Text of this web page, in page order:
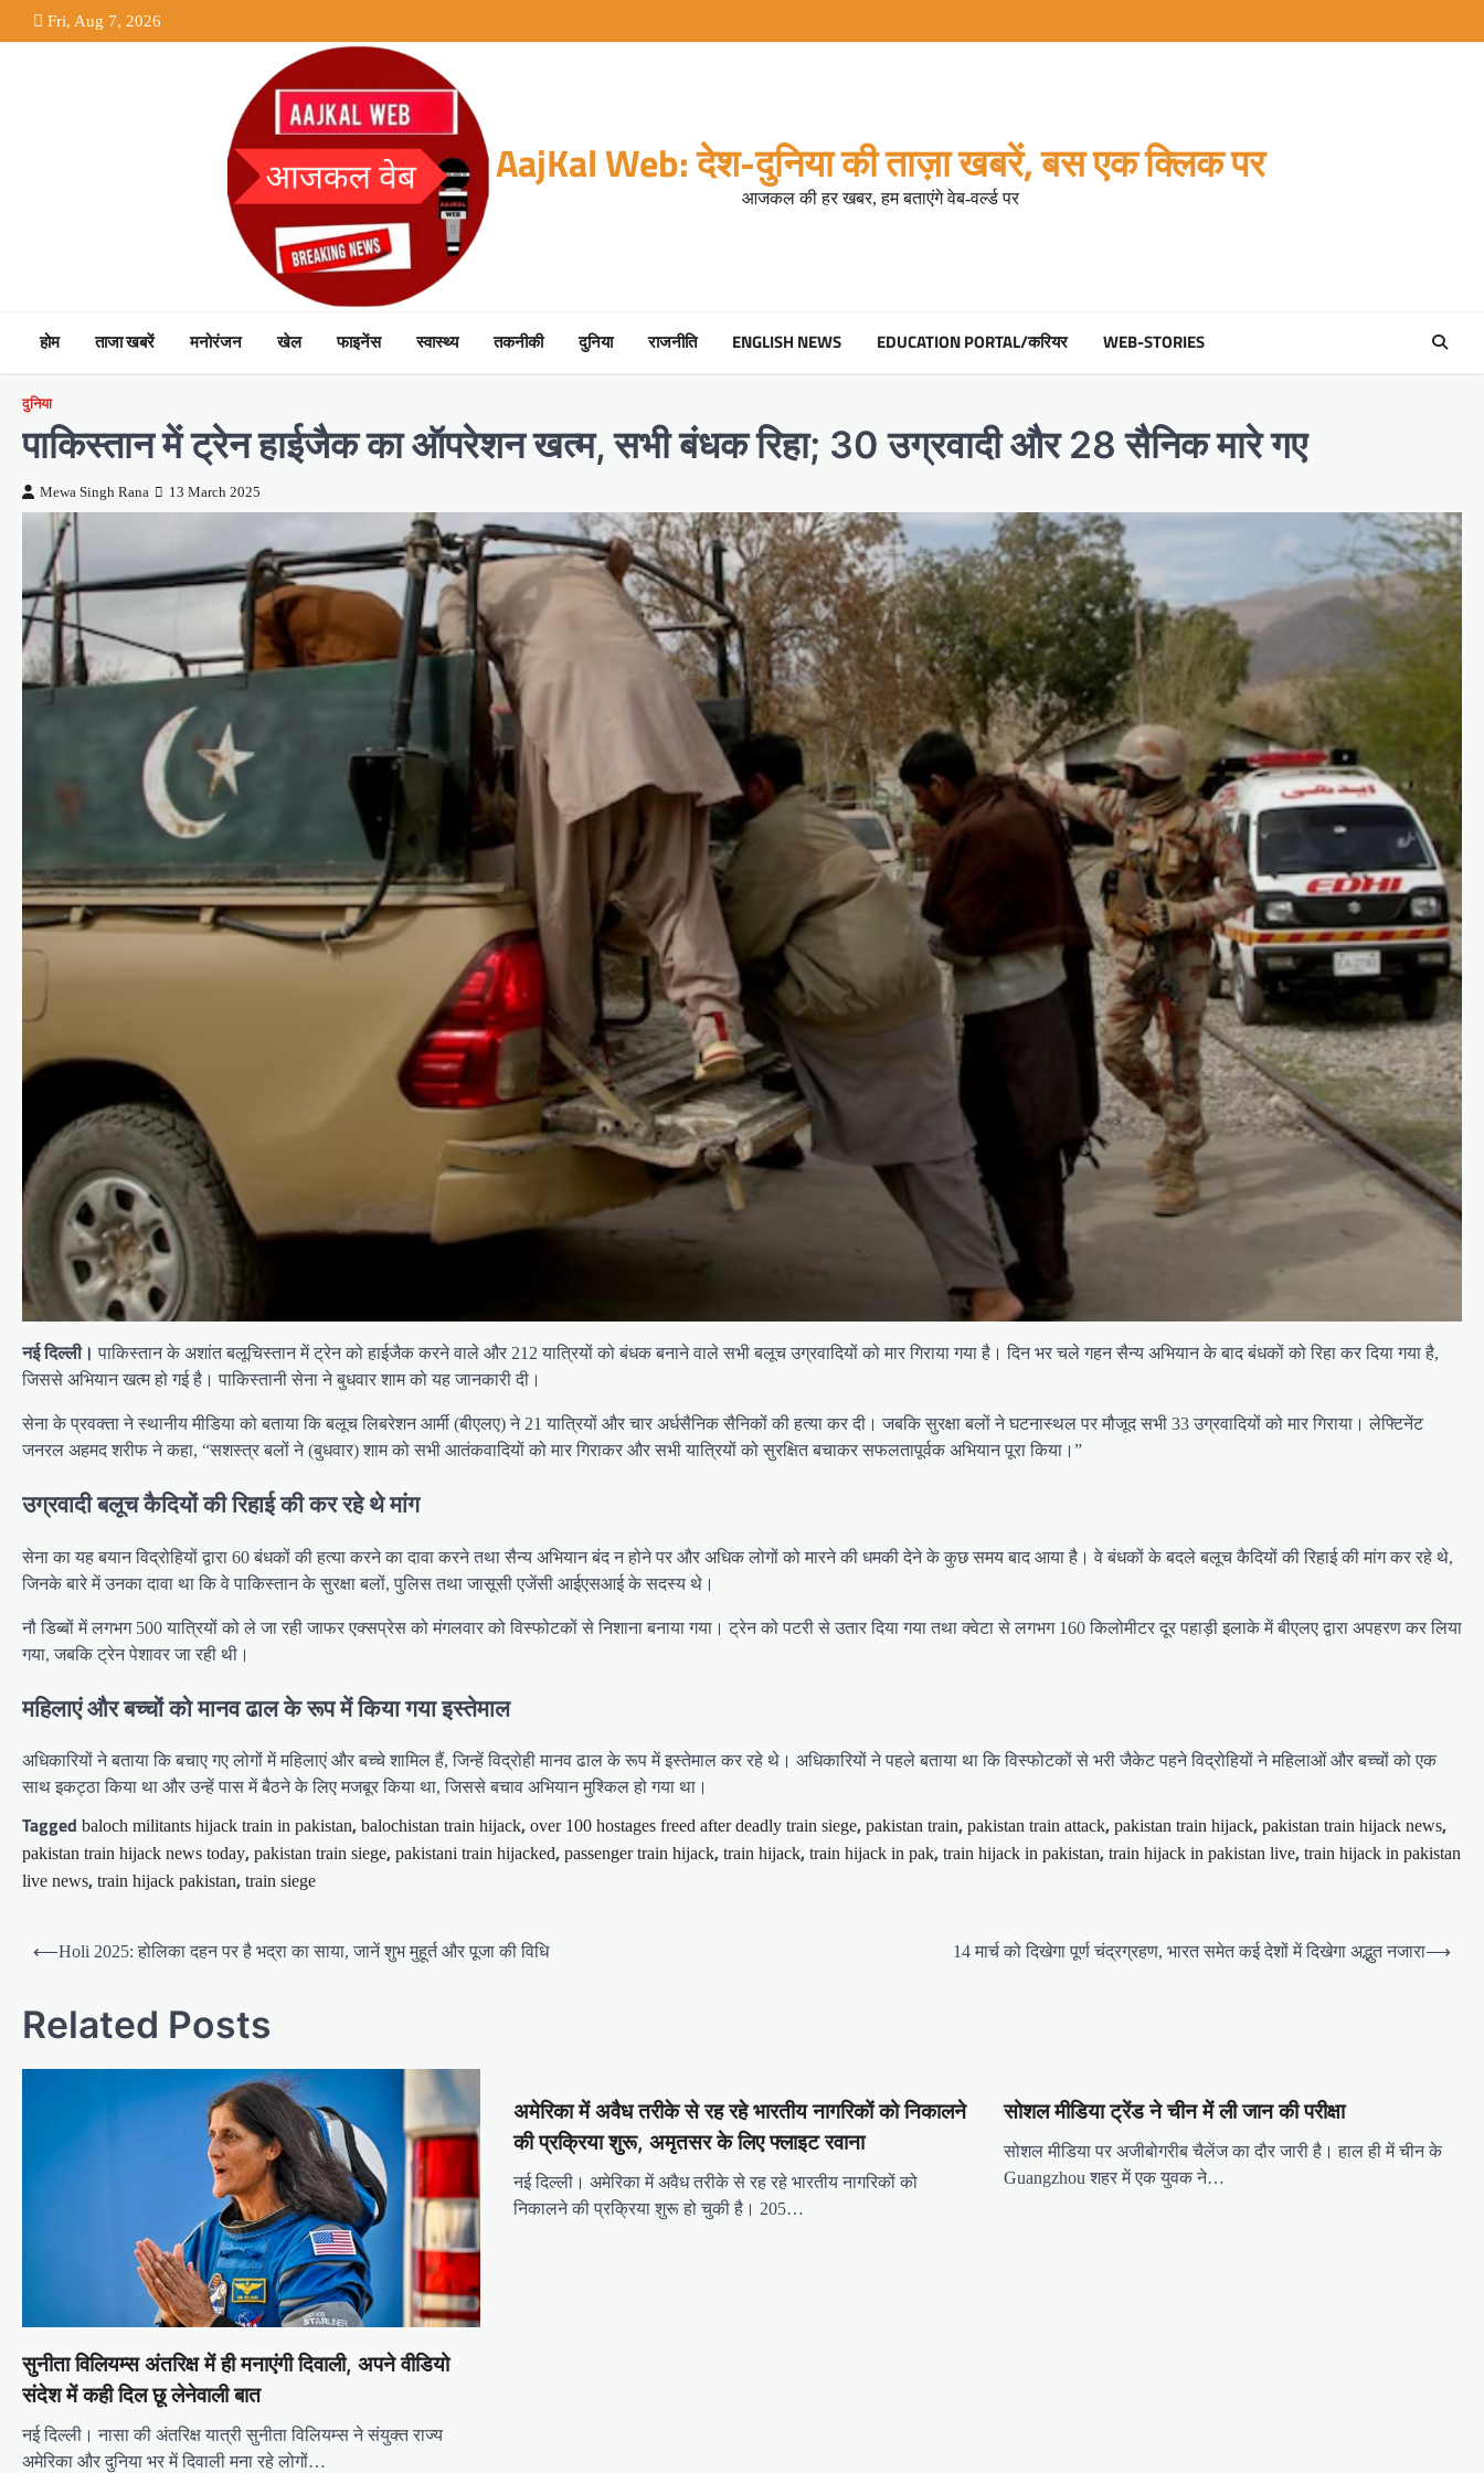
to
Fri, Aug 7, 2026
AajKal Web: देश-दुनिया की ताज़ा खबरें, बस एक क्लिक पर
आजकल की हर खबर, हम बताएंगे वेब-वर्ल्ड पर
होम ताजा खबरें मनोरंजन खेल फाइनेंस स्वास्थ्य तकनीकी दुनिया राजनीति ENGLISH NEWS EDUCATION PORTAL/करियर WEB-STORIES
दुनिया
पाकिस्तान में ट्रेन हाईजैक का ऑपरेशन खत्म, सभी बंधक रिहा; 30 उग्रवादी और 28 सैनिक मारे गए
Mewa Singh Rana 13 March 2025
नई दिल्ली। पाकिस्तान के अशांत बलूचिस्तान में ट्रेन को हाईजैक करने वाले और 212 यात्रियों को बंधक बनाने वाले सभी बलूच उग्रवादियों को मार गिराया गया है। दिन भर चले गहन सैन्य अभियान के बाद बंधकों को रिहा कर दिया गया है,
जिससे अभियान खत्म हो गई है। पाकिस्तानी सेना ने बुधवार शाम को यह जानकारी दी।
सेना के प्रवक्ता ने स्थानीय मीडिया को बताया कि बलूच लिबरेशन आर्मी (बीएलए) ने 21 यात्रियों और चार अर्धसैनिक सैनिकों की हत्या कर दी। जबकि सुरक्षा बलों ने घटनास्थल पर मौजूद सभी 33 उग्रवादियों को मार गिराया। लेफ्टिनेंट
जनरल अहमद शरीफ ने कहा, “सशस्त्र बलों ने (बुधवार) शाम को सभी आतंकवादियों को मार गिराकर और सभी यात्रियों को सुरक्षित बचाकर सफलतापूर्वक अभियान पूरा किया।”
उग्रवादी बलूच कैदियों की रिहाई की कर रहे थे मांग
सेना का यह बयान विद्रोहियों द्वारा 60 बंधकों की हत्या करने का दावा करने तथा सैन्य अभियान बंद न होने पर और अधिक लोगों को मारने की धमकी देने के कुछ समय बाद आया है। वे बंधकों के बदले बलूच कैदियों की रिहाई की मांग कर रहे थे,
जिनके बारे में उनका दावा था कि वे पाकिस्तान के सुरक्षा बलों, पुलिस तथा जासूसी एजेंसी आईएसआई के सदस्य थे।
नौ डिब्बों में लगभग 500 यात्रियों को ले जा रही जाफर एक्सप्रेस को मंगलवार को विस्फोटकों से निशाना बनाया गया। ट्रेन को पटरी से उतार दिया गया तथा क्वेटा से लगभग 160 किलोमीटर दूर पहाड़ी इलाके में बीएलए द्वारा अपहरण कर लिया
गया, जबकि ट्रेन पेशावर जा रही थी।
महिलाएं और बच्चों को मानव ढाल के रूप में किया गया इस्तेमाल
अधिकारियों ने बताया कि बचाए गए लोगों में महिलाएं और बच्चे शामिल हैं, जिन्हें विद्रोही मानव ढाल के रूप में इस्तेमाल कर रहे थे। अधिकारियों ने पहले बताया था कि विस्फोटकों से भरी जैकेट पहने विद्रोहियों ने महिलाओं और बच्चों को एक
साथ इकट्ठा किया था और उन्हें पास में बैठने के लिए मजबूर किया था, जिससे बचाव अभियान मुश्किल हो गया था।
Tagged baloch militants hijack train in pakistan, balochistan train hijack, over 100 hostages freed after deadly train siege, pakistan train, pakistan train attack, pakistan train hijack, pakistan train hijack news,
pakistan train hijack news today, pakistan train siege, pakistani train hijacked, passenger train hijack, train hijack, train hijack in pak, train hijack in pakistan, train hijack in pakistan live, train hijack in pakistan
live news, train hijack pakistan, train siege
Post
⟵Holi 2025: होलिका दहन पर है भद्रा का साया, जानें शुभ मुहूर्त और पूजा की विधि 14 मार्च को दिखेगा पूर्ण चंद्रग्रहण, भारत समेत कई देशों में दिखेगा अद्भुत नजारा⟶
Related Posts
सुनीता विलियम्स अंतरिक्ष में ही मनाएंगी दिवाली, अपने वीडियो
संदेश में कही दिल छू लेनेवाली बात
नई दिल्ली। नासा की अंतरिक्ष यात्री सुनीता विलियम्स ने संयुक्त राज्य
अमेरिका और दुनिया भर में दिवाली मना रहे लोगों…
अमेरिका में अवैध तरीके से रह रहे भारतीय नागरिकों को निकालने
की प्रक्रिया शुरू, अमृतसर के लिए फ्लाइट रवाना
नई दिल्ली। अमेरिका में अवैध तरीके से रह रहे भारतीय नागरिकों को
निकालने की प्रक्रिया शुरू हो चुकी है। 205…
सोशल मीडिया ट्रेंड ने चीन में ली जान की परीक्षा
सोशल मीडिया पर अजीबोगरीब चैलेंज का दौर जारी है। हाल ही में चीन के
Guangzhou शहर में एक युवक ने…